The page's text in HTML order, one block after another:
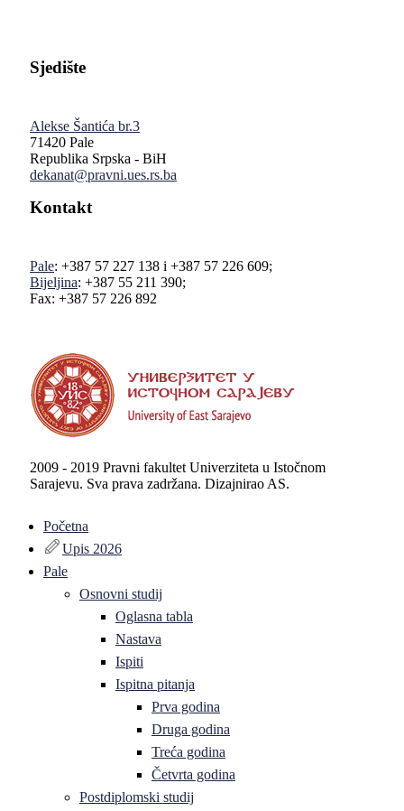
Sjedište
Alekse Šantića br.3
71420 Pale
Republika Srpska - BiH
dekanat@pravni.ues.rs.ba
Kontakt
Pale: +387 57 227 138 i +387 57 226 609;
Bijeljina: +387 55 211 390;
Fax: +387 57 226 892
2009 - 2019 Pravni fakultet Univerziteta u Istočnom
Sarajevu. Sva prava zadržana. Dizajnirao AS.
Početna
Upis 2026
Pale
Osnovni studij
Oglasna tabla
Nastava
Ispiti
Ispitna pitanja
Prva godina
Druga godina
Treća godina
Četvrta godina
Postdiplomski studij